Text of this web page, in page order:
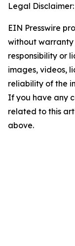
Legal Disclaimer:
EIN Presswire
without warranty
responsibility or
images, videos,
reliability of the
If you have any
related to this
above.